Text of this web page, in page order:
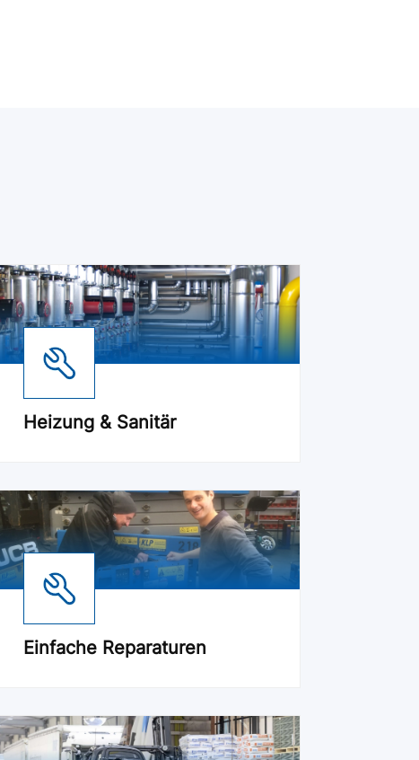
Heizung & Sanitär
Einfache Reparaturen